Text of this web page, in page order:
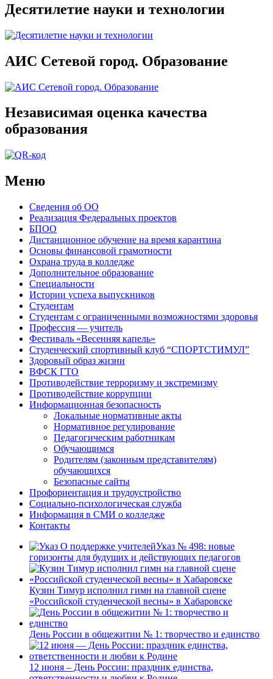
Десятилетие науки и технологии
АИС Сетевой город. Образование
Независимая оценка качества
образования
Меню
Сведения об ОО
Реализация Федеральных проектов
БПОО
Дистанционное обучение на время карантина
Основы финансовой грамотности
Охрана труда в колледже
Дополнительное образование
Специальности
Истории успеха выпускников
Студентам
Студентам с ограниченными возможностями здоровья
Профессия — учитель
Фестиваль «Весенняя капель»
Студенческий спортивный клуб “СПОРТСТИМУЛ”
Здоровый образ жизни
ВФСК ГТО
Противодействие терроризму и экстремизму
Противодействие коррупции
Информационная безопасность
Локальные нормативные акты
Нормативное регулирование
Педагогическим работникам
Обучающимся
Родителям (законным представителям)
обучающихся
Безопасные сайты
Профориентация и трудоустройство
Социально-психологическая служба
Информация в СМИ о колледже
Контакты
Указ № 498: новые
горизонты для будущих и действующих педагогов
Кузин Тимур исполнил гимн на главной сцене
«Российской студенческой весны» в Хабаровске
День России в общежитии № 1: творчество и единство
12 июня – День России: праздник единства,